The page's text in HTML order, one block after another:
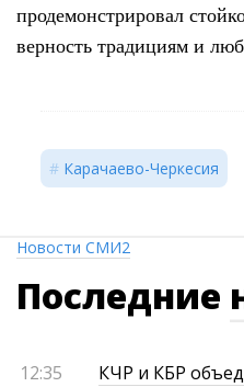
продемонстрировал
верность традициям и
Карачаево-Черкесия
Новости СМИ2
Последние
12:35
КЧР и КБР